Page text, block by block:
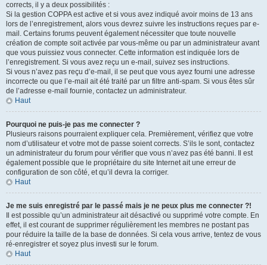
corrects, il y a deux possibilités :
Si la gestion COPPA est active et si vous avez indiqué avoir moins de 13 ans
lors de l’enregistrement, alors vous devrez suivre les instructions reçues par e-
mail. Certains forums peuvent également nécessiter que toute nouvelle
création de compte soit activée par vous-même ou par un administrateur avant
que vous puissiez vous connecter. Cette information est indiquée lors de
l’enregistrement. Si vous avez reçu un e-mail, suivez ses instructions.
Si vous n’avez pas reçu d’e-mail, il se peut que vous ayez fourni une adresse
incorrecte ou que l’e-mail ait été traité par un filtre anti-spam. Si vous êtes sûr
de l’adresse e-mail fournie, contactez un administrateur.
Haut
Pourquoi ne puis-je pas me connecter ?
Plusieurs raisons pourraient expliquer cela. Premièrement, vérifiez que votre
nom d’utilisateur et votre mot de passe soient corrects. S’ils le sont, contactez
un administrateur du forum pour vérifier que vous n’avez pas été banni. Il est
également possible que le propriétaire du site Internet ait une erreur de
configuration de son côté, et qu’il devra la corriger.
Haut
Je me suis enregistré par le passé mais je ne peux plus me connecter ?!
Il est possible qu’un administrateur ait désactivé ou supprimé votre compte. En
effet, il est courant de supprimer régulièrement les membres ne postant pas
pour réduire la taille de la base de données. Si cela vous arrive, tentez de vous
ré-enregistrer et soyez plus investi sur le forum.
Haut